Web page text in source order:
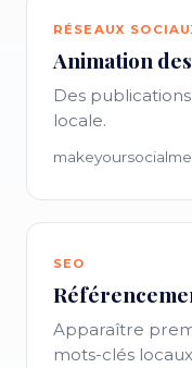
RÉSEAUX
Animation
Des
locale.
SEO
Apparaître
mots-clés